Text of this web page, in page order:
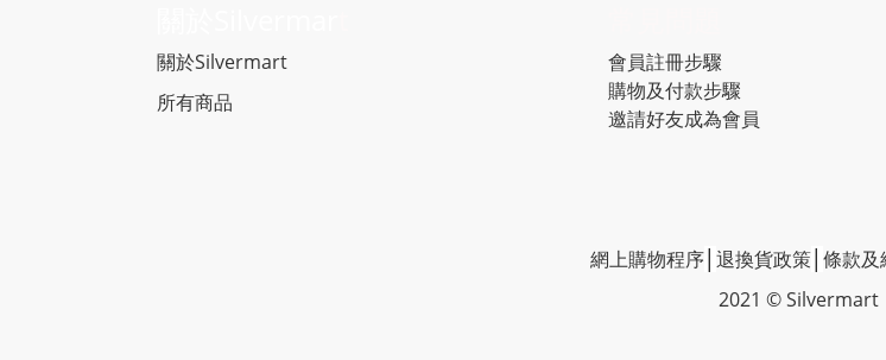
關於Silvermart
所有商品
會員註冊步驟
購物及付款步驟
邀請好友成為會員
網上購物程序 退換貨政策 條款及
2021 © Silvermart